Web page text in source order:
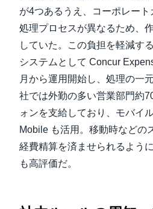
が4つあるうえ、コーポレー
処理プロセスが異なるため、
していた。この負担を軽減す
システムとして Concur
月から運用開始し、処理の一
社では外勤の多い営業部門約
ォンを支給しており、モバイ
Mobile も活用。移動時などの
経費精算を済ませられるよう
も高評価だ。